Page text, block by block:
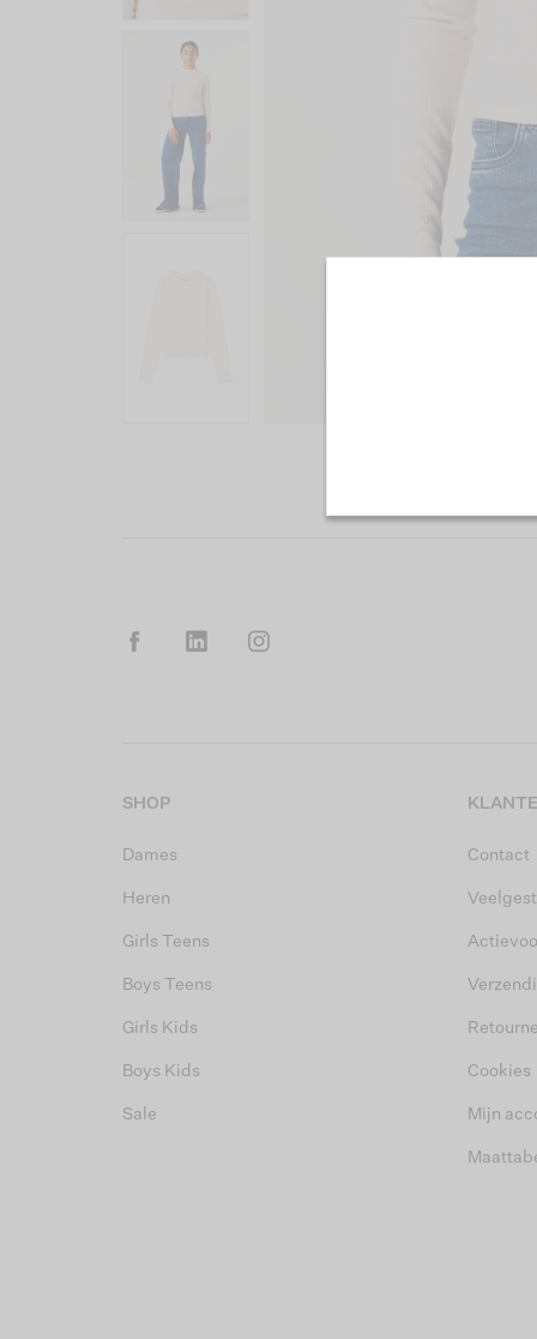
SHOP
Dames
Heren
Girls Teens
Boys Teens
Girls Kids
Boys Kids
Sale
Contact
Cookies
Mijn